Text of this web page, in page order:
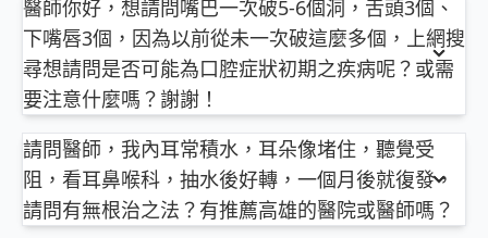
問8 醫學動畫 ►https://goo.gl/Fo1lHQ
咳嗽若有適當的治療一定會好，只是時間長短問題，
然而一直治療不好的咳嗽，則需要進一步的檢查排除
重大疾病，切勿自行服用成藥鎮咳，反而掩蓋了背後
的病因。
以上純係觀念交流，一切以醫師實際看診為準。
咳嗽若有適當的治療一定會好，只是時間長短問題，
然而一直治療不好的咳嗽，則需要進一步的檢查排除
重大疾病，以乾咳為例，除了氣管的疾病外，要排除
自行服用成藥鎮咳，反而掩蓋了背後的病因。
以上純係觀念交流，一切以醫師實際看診為準。
以上純係觀念交流，一切以醫師實際看診為準。
屏東明正耳鼻喉科診所 主治醫師
柳營奇美醫院耳鼻喉科 兼任主治醫師
余昊璋
醫師簡介 ►http://bit.ly/2vnDJBN
竇炎之外，就是不要自己去挖耳屎。沒有挖耳屎，就
沒有傷害！急性外耳炎大多都是自己「挖」出來的。
為了止癢挖耳朵，只會愈挖愈癢，因為耳垢有保溼表
皮功能，耳道不乾就不會癢。
以上純係觀念交流，一切以醫師實際看診為準。
屏東明正耳鼻喉科診所 主治醫師
我可以體會您的困擾，我必須先說明，這個問題很難
有標準的答案，因為目前並沒有足夠的醫學證據能建
議您的情況配助聽器會比較好。
但目前對助聽器使用的認知，只要經過專業選配的過
程，聽損的人配助聽器是有正面幫助的，並不會妨礙
聽力神經或減少神經本身的調節。（跟近視的人配眼
鏡的道理一樣，研究指出正確配戴對近視預後較好，
只要不要自己亂買亂戴，近視配眼鏡是正確的）。
針對一般年長的聽力退化，配助聽器沒什麼爭議，但
醫師你好，想請問嘴巴一次破5-6個洞，舌頭3個、
下嘴唇3個，因為以前從未一次破這麼多個，上網搜
尋想請問是否可能為口腔症狀初期之疾病呢？或需
要注意什麼嗎？謝謝！
維生素B、鋅、葉酸缺乏，免疫系統疾病如天疱瘡，
病毒感染如皰疹性齒齦炎，其他貝歇氏症（Behçet's
disease）、克羅恩病（Crohn's disease)有會出現口
瘡，原因眾多，建議找醫生看看，勿自行上網診斷
請問醫師，我內耳常積水，耳朵像堵住，聽覺受
阻，看耳鼻喉科，抽水後好轉，一個月後就復發，
請問有無根治之法？有推薦高雄的醫院或醫師嗎？